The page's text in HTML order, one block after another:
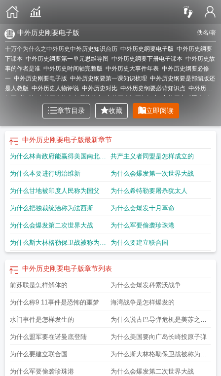
佚名/著
中外历史刚要电子版
十万个为什么之中外历史中外历史知识台历 中外历史纲要电子版 中外历史纲要
下课本 中外历史纲要第一单元思维导图 中外历史纲要下册电子课本 中外历史故
事的作者是谁 中外历史时间轴完整版 中外历史大事件年表 中外历史纲要必修
一 中外历史刚要电子版 中外历史纲要第一课知识梳理 中外历史纲要是部编版还
是人教版 中外历史人物评说 中外历史对比 中外历史纲要必背知识点 中外历史
中外历史大事年表对照完整版中外历史纲要知识点整理
中外历史纲要课程标准 高一中外历史纲要电子课本中外历史纲要电子
课本中外历史纲要第三课中外历史时间对照表中外历史名人中外历史教学园
地中外历史大事年表时间轴中外历史对照
史纲要高一第七单元思维导图中外历史纲要电子课本pdf中外历史纲要下中外
历史大事年表中外历史人物对比中外历史故事中外历史纲要上册目录
章节目录 收藏 立即阅读
中外历史刚要电子版最新章节
为什么林肯政府能赢得美国南北战
争
共产主义者同盟是怎样成立的
为什么本要进行明治维新 为什么会爆发第一次世界大战
为什么甘地被印度人民称为国父 为什么希特勒要屠杀犹太人
为什么把独裁统治称为法西斯 为什么会爆发十月革命
为什么会爆发第二次世界大战 为什么军要偷袭珍珠港
为什么斯大林格勒保卫战被称为第 为什么要建立联合国
中外历史刚要电子版章节列表
前苏联是怎样解体的 为什么会爆发科索沃战争
为什么称9 11事件是恐怖的噩梦 海湾战争是怎样爆发的
水门事件是怎样发生的 为什么说古巴导弹危机是美苏之间
的
为什么盟军要在诺曼底登陆 为什么美国要向广岛长崎投原子弹
为什么要建立联合国 为什么斯大林格勒保卫战被称为第
二
为什么军要偷袭珍珠港 为什么会爆发第二次世界大战